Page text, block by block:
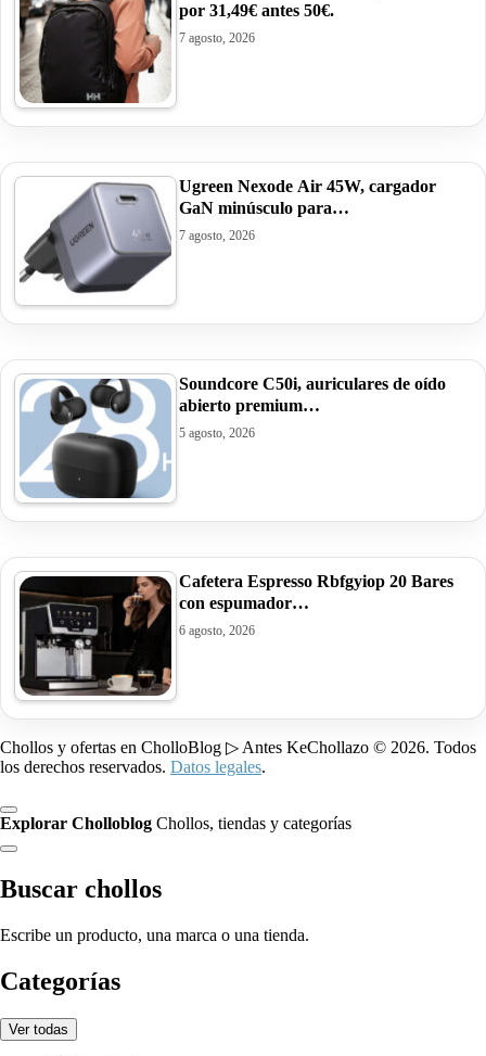
por 31,49€ antes 50€.
7 agosto, 2026
Ugreen Nexode Air 45W, cargador
GaN minúsculo para…
7 agosto, 2026
Soundcore C50i, auriculares de oído
abierto premium…
5 agosto, 2026
Cafetera Espresso Rbfgyiop 20 Bares
con espumador…
6 agosto, 2026
Chollos y ofertas en CholloBlog ▷ Antes KeChollazo © 2026. Todos
los derechos reservados. Datos legales.
Explorar Cholloblog Chollos, tiendas y categorías
Buscar chollos
Escribe un producto, una marca o una tienda.
Categorías
Ver todas